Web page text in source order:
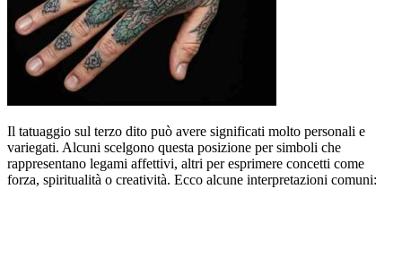
Il tatuaggio sul terzo dito può avere significati molto personali e
variegati. Alcuni scelgono questa posizione per simboli che
rappresentano legami affettivi, altri per esprimere concetti come
forza, spiritualità o creatività. Ecco alcune interpretazioni comuni: